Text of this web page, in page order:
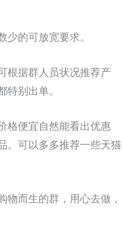
的可放宽要求。
根据群人员状况推荐产
别出单。
格便宜自然能看出优惠
。可以多多推荐一些天猫
而生的群，用心去做，